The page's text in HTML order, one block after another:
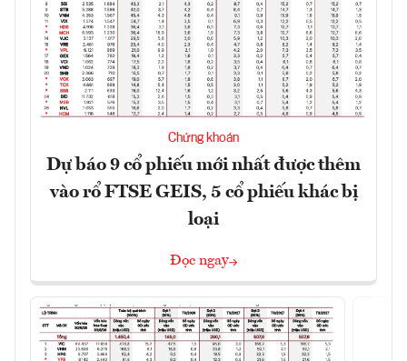
Chứng khoán
Dự báo 9 cổ phiếu mới nhất được thêm
vào rổ FTSE GEIS, 5 cổ phiếu khác bị
loại
Đọc ngay